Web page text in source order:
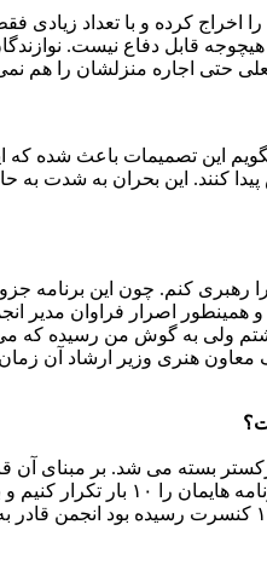
بودند را اخراج کرده و با
قابل دفاع نیست.
حتی اجاره منزلشان را هم نمی
این تصمیمات باعث شده که
کنند. این بحران به شدت
رهبری کنم. چون این برنامه
اصرار فراوان مدیر
ولی به گوش من رسیده که
هنری وزیر ارشاد آن زمان
کنسرت در سال بود. اگر انجمن قادر به هماهنگیها و